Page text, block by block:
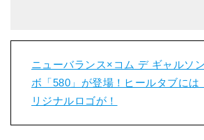
ニューバランス×コム デ ギャルソ
ボ「580」が登場！ヒールタブには
リジナルロゴが！